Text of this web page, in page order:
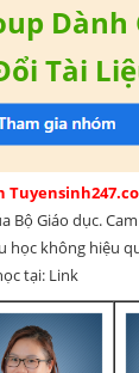
Dành
Tài
Bộ Giáo dục.
học không hiệu
tại: Link